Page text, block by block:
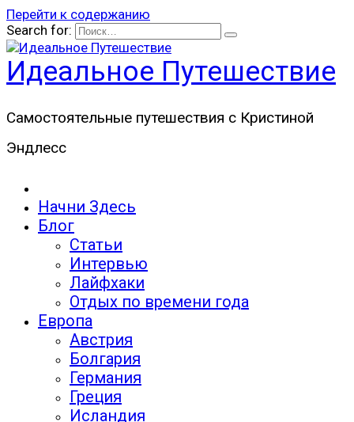
Перейти к содержанию
Search for:
Идеальное Путешествие
Самостоятельные путешествия с Кристиной
Эндлесс
Начни Здесь
Блог
Статьи
Интервью
Лайфхаки
Отдых по времени года
Европа
Австрия
Болгария
Германия
Греция
Исландия